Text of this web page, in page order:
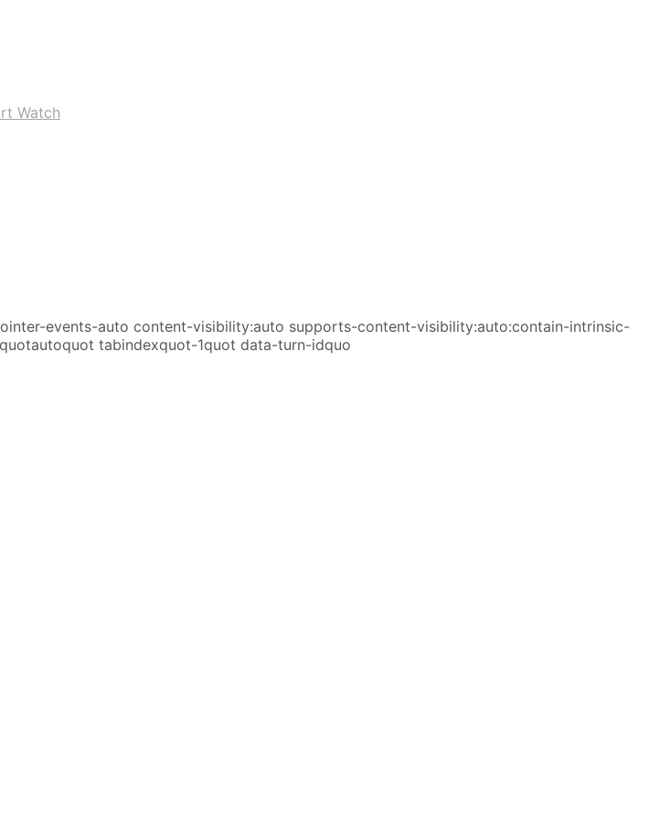
Watch
events-auto content-visibility:auto supports-content-visibility:auto:contain-intrinsic-
tabindexquot-1quot data-turn-idquo